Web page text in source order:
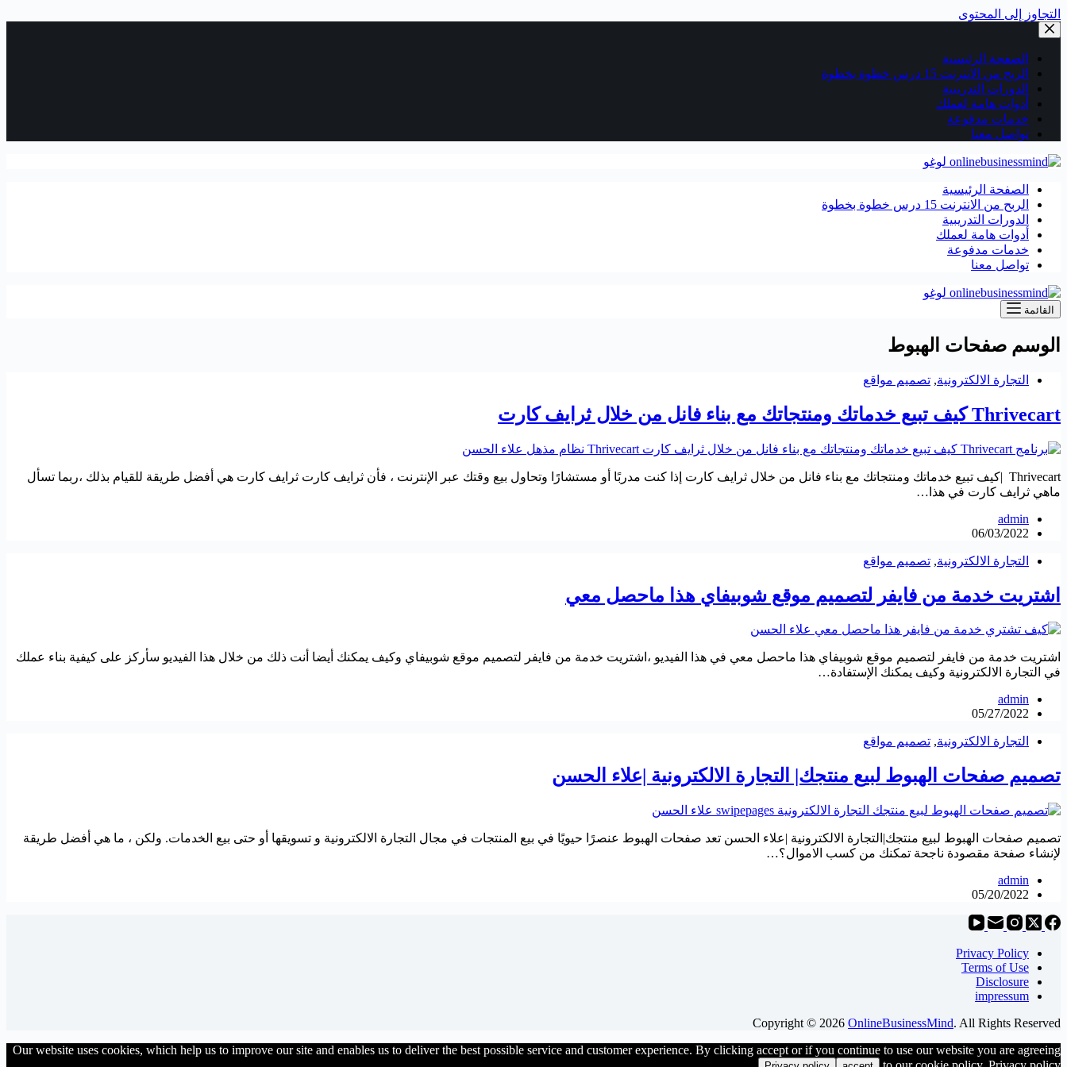
التجاوز إلى المحتوى
الصفحة الرئيسية
الربح من الانترنت 15 درس خطوة بخطوة
الدورات التدريبية
أدوات هامة لعملك
خدمات مدفوعة
تواصل معنا
الصفحة الرئيسية
الربح من الانترنت 15 درس خطوة بخطوة
الدورات التدريبية
أدوات هامة لعملك
خدمات مدفوعة
تواصل معنا
القائمة
الوسم صفحات الهبوط
التجارة الالكترونية, تصميم مواقع
Thrivecart كيف تبيع خدماتك ومنتجاتك مع بناء فانل من خلال ثرايف كارت
Thrivecart |كيف تبيع خدماتك ومنتجاتك مع بناء فانل من خلال ثرايف كارت إذا كنت مدربًا أو مستشارًا وتحاول بيع وقتك عبر الإنترنت ، فأن ثرايف كارت ثرايف كارت هي أفضل طريقة للقيام بذلك ،ربما تسأل
ماهي ثرايف كارت في هذا…
admin
06/03/2022
التجارة الالكترونية, تصميم مواقع
اشتريت خدمة من فايفر لتصميم موقع شوبيفاي هذا ماحصل معي
اشتريت خدمة من فايفر لتصميم موقع شوبيفاي هذا ماحصل معي في هذا الفيديو ،اشتريت خدمة من فايفر لتصميم موقع شوبيفاي وكيف يمكنك أيضا أنت ذلك من خلال هذا الفيديو سأركز على كيفية بناء عملك
في التجارة الالكترونية وكيف يمكنك الإستفادة…
admin
05/27/2022
التجارة الالكترونية, تصميم مواقع
تصميم صفحات الهبوط لبيع منتجك| التجارة الالكترونية |علاء الحسن
تصميم صفحات الهبوط لبيع منتجك|التجارة الالكترونية |علاء الحسن تعد صفحات الهبوط عنصرًا حيويًا في بيع المنتجات في مجال التجارة الالكترونية و تسويقها أو حتى بيع الخدمات. ولكن ، ما هي أفضل طريقة
لإنشاء صفحة مقصودة ناجحة تمكنك من كسب الاموال؟…
admin
05/20/2022
Privacy Policy
Terms of Use
Disclosure
impressum
Copyright © 2026 OnlineBusinessMind. All Rights Reserved
Our website uses cookies, which help us to improve our site and enables us to deliver the best possible service and customer experience. By clicking accept or if you continue to use our website you are agreeing